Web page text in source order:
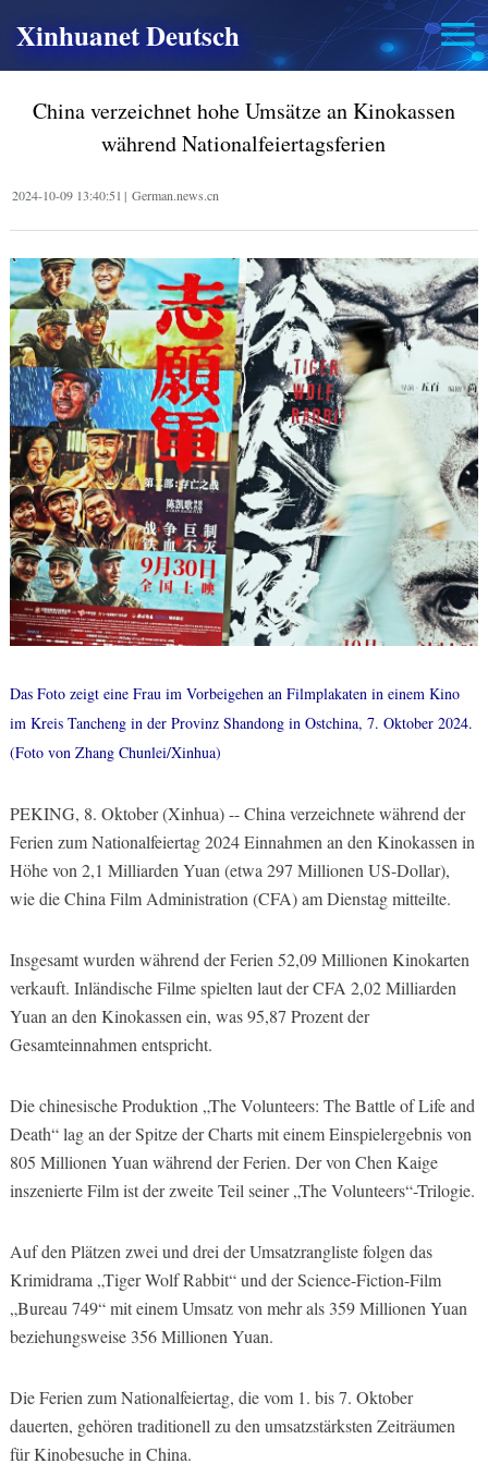
Xinhuanet Deutsch
China verzeichnet hohe Umsätze an Kinokassen
während Nationalfeiertagsferien
2024-10-09 13:40:51 | German.news.cn
Das Foto zeigt eine Frau im Vorbeigehen an Filmplakaten in einem Kino
im Kreis Tancheng in der Provinz Shandong in Ostchina, 7. Oktober 2024.
(Foto von Zhang Chunlei/Xinhua)
PEKING, 8. Oktober (Xinhua) -- China verzeichnete während der
Ferien zum Nationalfeiertag 2024 Einnahmen an den Kinokassen in
Höhe von 2,1 Milliarden Yuan (etwa 297 Millionen US-Dollar),
wie die China Film Administration (CFA) am Dienstag mitteilte.
Insgesamt wurden während der Ferien 52,09 Millionen Kinokarten
verkauft. Inländische Filme spielten laut der CFA 2,02 Milliarden
Yuan an den Kinokassen ein, was 95,87 Prozent der
Gesamteinnahmen entspricht.
Die chinesische Produktion „The Volunteers: The Battle of Life and
Death“ lag an der Spitze der Charts mit einem Einspielergebnis von
805 Millionen Yuan während der Ferien. Der von Chen Kaige
inszenierte Film ist der zweite Teil seiner „The Volunteers“-Trilogie.
Auf den Plätzen zwei und drei der Umsatzrangliste folgen das
Krimidrama „Tiger Wolf Rabbit“ und der Science-Fiction-Film
„Bureau 749“ mit einem Umsatz von mehr als 359 Millionen Yuan
beziehungsweise 356 Millionen Yuan.
Die Ferien zum Nationalfeiertag, die vom 1. bis 7. Oktober
dauerten, gehören traditionell zu den umsatzstärksten Zeiträumen
für Kinobesuche in China.